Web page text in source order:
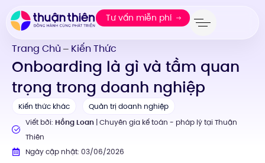
Tư vấn miễn phí
Trang Chủ — Kiến Thức
Onboarding là gì và tầm quan
trọng trong doanh nghiệp
Kiến thức khác
Quản trị doanh nghiệp
Viết bởi: Hồng Loan| Chuyên gia kế toán - pháp lý tại Thuận
Thiên
Ngày cập nhật: 03/06/2026